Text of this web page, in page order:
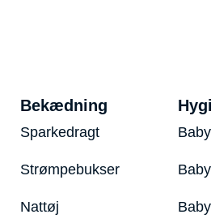
Bekædning
Sparkedragt
Strømpebukser
Nattøj